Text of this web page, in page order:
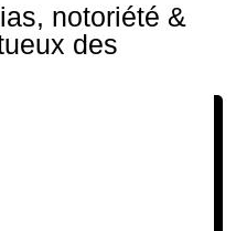
notoriété &
des